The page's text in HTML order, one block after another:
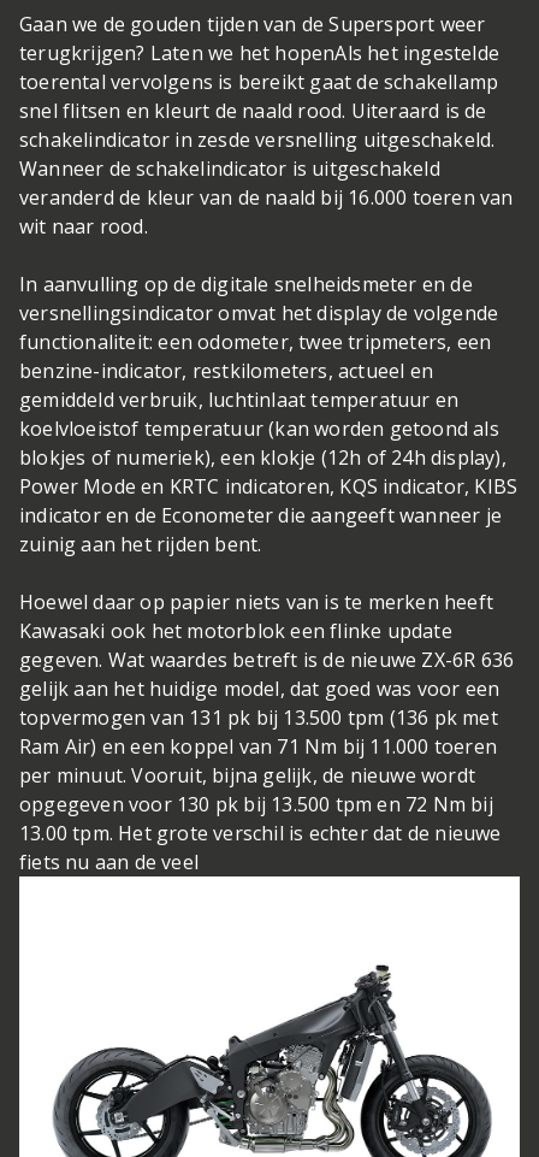
Gaan we de gouden tijden van de Supersport weer
terugkrijgen? Laten we het hopenAls het ingestelde
toerental vervolgens is bereikt gaat de schakellamp
snel flitsen en kleurt de naald rood. Uiteraard is de
schakelindicator in zesde versnelling uitgeschakeld.
Wanneer de schakelindicator is uitgeschakeld
veranderd de kleur van de naald bij 16.000 toeren van
wit naar rood.
In aanvulling op de digitale snelheidsmeter en de
versnellingsindicator omvat het display de volgende
functionaliteit: een odometer, twee tripmeters, een
benzine-indicator, restkilometers, actueel en
gemiddeld verbruik, luchtinlaat temperatuur en
koelvloeistof temperatuur (kan worden getoond als
blokjes of numeriek), een klokje (12h of 24h display),
Power Mode en KRTC indicatoren, KQS indicator, KIBS
indicator en de Econometer die aangeeft wanneer je
zuinig aan het rijden bent.
Hoewel daar op papier niets van is te merken heeft
Kawasaki ook het motorblok een flinke update
gegeven. Wat waardes betreft is de nieuwe ZX-6R 636
gelijk aan het huidige model, dat goed was voor een
topvermogen van 131 pk bij 13.500 tpm (136 pk met
Ram Air) en een koppel van 71 Nm bij 11.000 toeren
per minuut. Vooruit, bijna gelijk, de nieuwe wordt
opgegeven voor 130 pk bij 13.500 tpm en 72 Nm bij
13.00 tpm. Het grote verschil is echter dat de nieuwe
fiets nu aan de veel